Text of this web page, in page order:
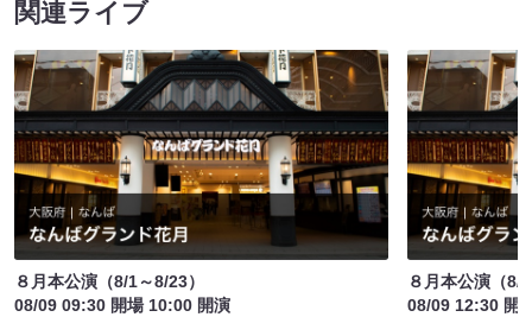
関連ライブ
８月本公演（8/1～8/23）
08/09 09:30 開場 10:00 開演
８月本公演（8/
08/09 12:30 開